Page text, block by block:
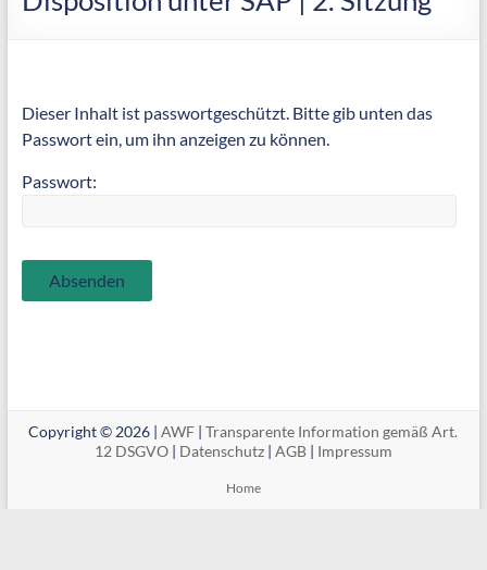
Dieser Inhalt ist passwortgeschützt. Bitte gib unten das
Passwort ein, um ihn anzeigen zu können.
Passwort:
Copyright © 2026 |AWF |Transparente Information gemäß Art.
12 DSGVO| Datenschutz| AGB| Impressum
Home